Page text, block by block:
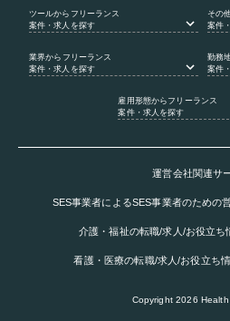
ツールからフリーランス
案件・求人を探す
その
案件
業界からフリーランス
案件・求人を探す
勤務
案件
雇用形態からフリーランス
案件・求人を探す
運営会社関連サ
SES事業者によるSES事業者のための
介護・福祉の転職/求人/お役立ち
看護・医療の転職/求人/お役立ち
Copyright2026 Health